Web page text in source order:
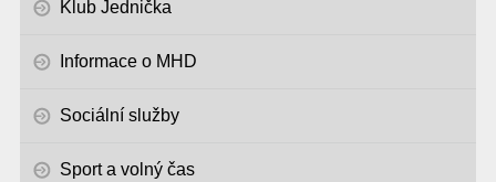
Klub Jednička
Informace o MHD
Sociální služby
Sport a volný čas